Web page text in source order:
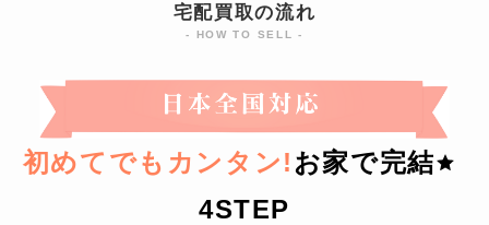
宅配買取の流れ
- HOW TO SELL -
初めてでもカンタン! お家で完結
4STEP